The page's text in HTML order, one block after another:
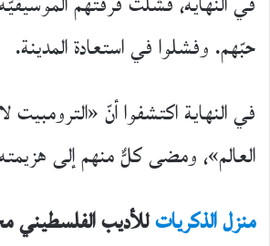
حبّهم. وفشلوا في استعادة المدينة.
في النهاية اكتشفوا أنّ «الترومبيت
العالم»، ومضى كلٌّ منهم إلى
منزل الذكرياتللأديب الفلسطيني